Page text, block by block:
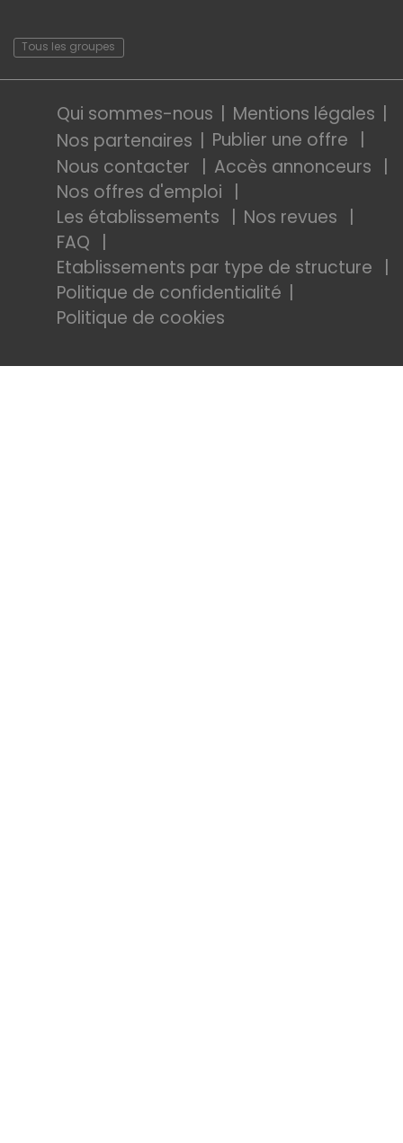
Tous les groupes
Qui sommes-nous
Mentions légales
Nos partenaires
Publier une offre
Nous contacter
Accès annonceurs
Nos offres d'emploi
Les établissements
Nos revues
FAQ
Etablissements par type de structure
Politique de confidentialité
Politique de cookies